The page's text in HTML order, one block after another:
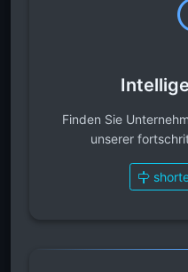
Finden Sie
unserer